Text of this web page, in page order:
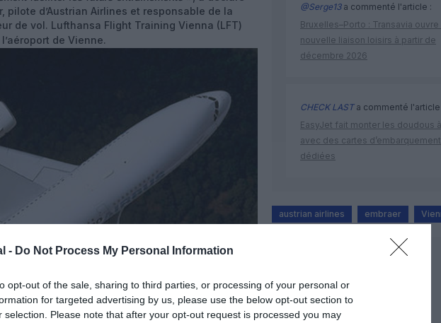
- Do Not Process My Personal Information
opt-out of the sale, sharing to third parties, or processing of your personal or
for targeted advertising by us, please use the below opt-out section to
selection. Please note that after your opt-out request is processed you may
pilote d’Austrian Airlines et responsable de la
de vol. Lufthansa Flight Training Vienna (LFT)
de Vienne.
@Serge13a commenté l'article :
Bruxelles–Porto : Transavia ouvre
nouvelle liaison loisirs à partir de
décembre 2026
CHECK LASTa commenté l'article
EasyJet fait monter les doudous
avec des cartes d’embarquement
dédiées
austrian airlines embraer